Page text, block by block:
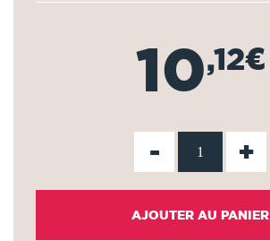
10,12€
- +
AJOUTER AU PANIER